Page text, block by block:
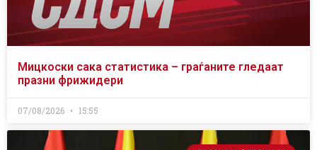
Мицкоски сака статистика – граѓаните гледаат
празни фрижидери
07/08/2026 15:55